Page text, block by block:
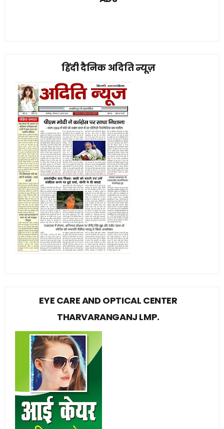
हिंदी दैनिक अदिति न्यूज़
EYE CARE AND OPTICAL CENTER
THARVARANGANJ LMP.